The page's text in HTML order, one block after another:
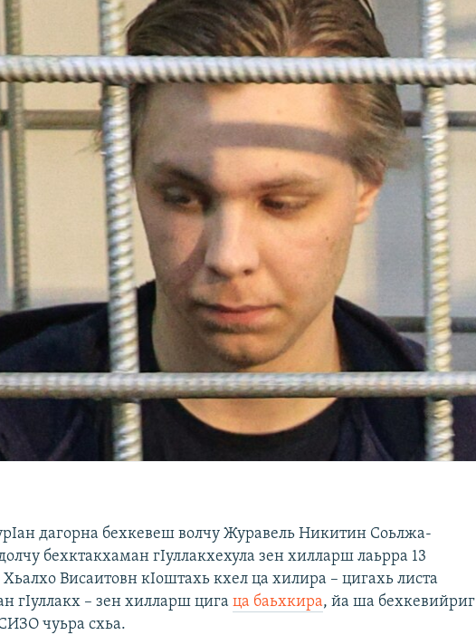
дагорна бехкевеш волчу Журавель Никитин Соьлжа-
бехктакхаман гIуллакхехула зен хилларш лаьрра 13
Висаитовн кIоштахь кхел ца хилира – цигахь листа
гIуллакх – зен хилларш цигаца баьхкира, йа ша бехкевийриг
чуьра схьа.